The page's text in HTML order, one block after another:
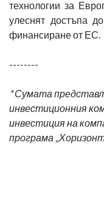
технологии за
улеснят достъпа
финансиране от ЕС.
--------
* Сумата
инвестиционния
инвестиция на
програма